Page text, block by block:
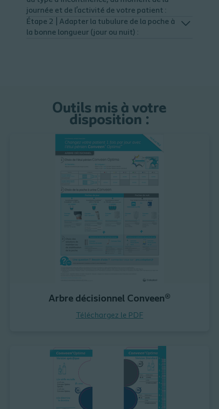
journée et de l’activité de votre patient :
Étape 2 | Adapter la tubulure de la poche à
la bonne longueur (jour ou nuit) :
Outils mis à votre
disposition :
Arbre décisionnel Conveen®
Téléchargez le PDF